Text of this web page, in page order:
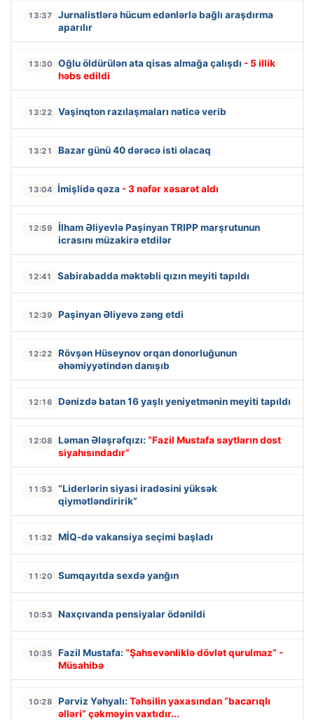
13:37
Jurnalistlərə hücum edənlərlə bağlı araşdırma
aparılır
13:30 Oğlu öldürülən ata qisas almağa çalışdı - 5 illik
həbs edildi
13:22 Vaşinqton razılaşmaları nəticə verib
13:21 Bazar günü 40 dərəcə isti olacaq
13:04 İmişlidə qəza - 3 nəfər xəsarət aldı
12:59
İlham Əliyevlə Paşinyan TRIPP marşrutunun
icrasını müzakirə etdilər
12:41 Sabirabadda məktəbli qızın meyiti tapıldı
12:39 Paşinyan Əliyevə zəng etdi
12:22
Rövşən Hüseynov orqan donorluğunun
əhəmiyyətindən danışıb
12:16 Dənizdə batan 16 yaşlı yeniyetmənin meyiti tapıldı
12:08 Ləman Ələşrəfqızı: “Fazil Mustafa saytların dost
siyahısındadır”
11:53
“Liderlərin siyasi iradəsini yüksək
qiymətləndiririk”
11:32 MİQ-də vakansiya seçimi başladı
11:20 Sumqayıtda sexdə yanğın
10:53 Naxçıvanda pensiyalar ödənildi
10:35 Fazil Mustafa: “Şahsevənliklə dövlət qurulmaz” -
Müsahibə
10:28 Pərviz Yəhyalı: Təhsilin yaxasından “bacarıqlı
əlləri” çəkməyin vaxtıdır...